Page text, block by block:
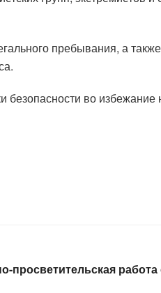
пребывания, а
во избежание
просветительская